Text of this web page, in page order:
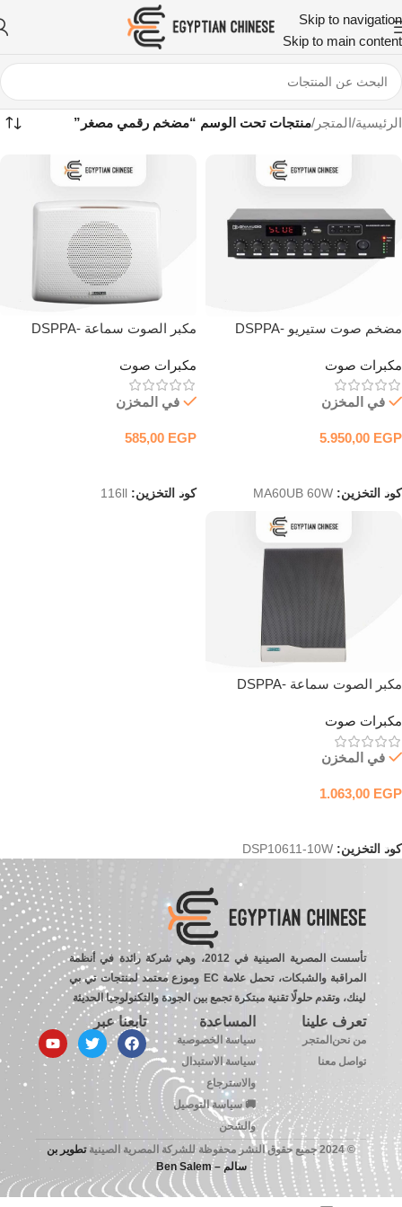
Skip to navigation
Skip to main content
الرئيسية/المتجر /منتجات تحت الوسم “مضخم رقمي مصغر”
مضخم صوت ستيريو DSPPA-
مكبرات صوت
في المخزن
5.950,00 EGP
كود التخزين: MA60UB 60W
مكبر الصوت سماعة DSPPA-
مكبرات صوت
في المخزن
585,00 EGP
كود التخزين: 116ll
مكبر الصوت سماعة DSPPA-
10W
مكبرات صوت
في المخزن
1.063,00 EGP
كود التخزين: DSP10611-10W
تأسست المصرية الصينية في 2012، وهي شركة رائدة في أنظمة
المراقبة والشبكات، تحمل علامة EC وموزع معتمد لمنتجات تي بي
لينك، وتقدم حلولًا تقنية مبتكرة تجمع بين الجودة والتكنولوجيا الحديثة
تعرف علينا
من نحنالمتجر
تواصل معنا
المساعدة
سياسة الخصوصية
سياسة الاستبدال
والاسترجاع
🚚 سياسة التوصيل
والشحن
تابعنا عبر
© 2024 جميع حقوق النشر محفوظة للشركة المصرية الصينية
تطوير بن
سالم – Ben Salem